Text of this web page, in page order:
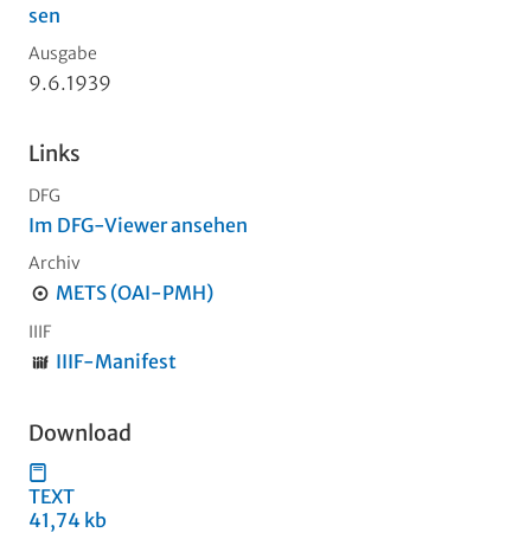
sen
Ausgabe
9.6.1939
Links
DFG
Im DFG-Viewer ansehen
Archiv
METS (OAI-PMH)
IIIF
IIIF-Manifest
Download
TEXT
41,74 kb